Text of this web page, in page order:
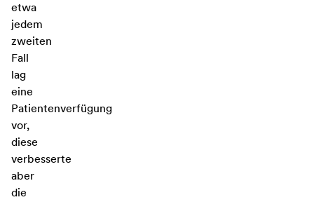
etwa
jedem
zweiten
Fall
lag
eine
Patientenverfügung
vor,
diese
verbesserte
aber
die